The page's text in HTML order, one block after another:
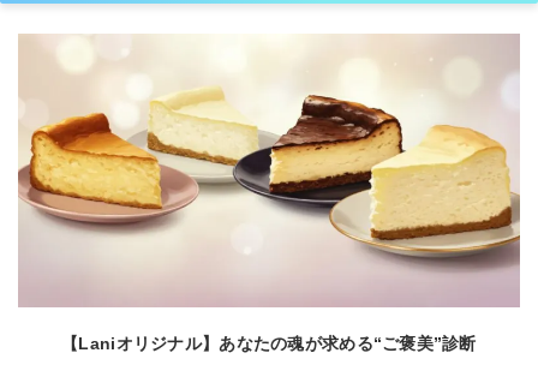
【Laniオリジナル】あなたの魂が求める“ご褒美”診断